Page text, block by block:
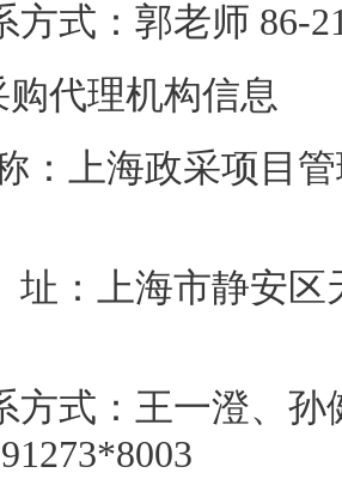
方式：郭老
购代理机构信息
：上海政采项目
：上海市静安区
方式：王一澄、孙